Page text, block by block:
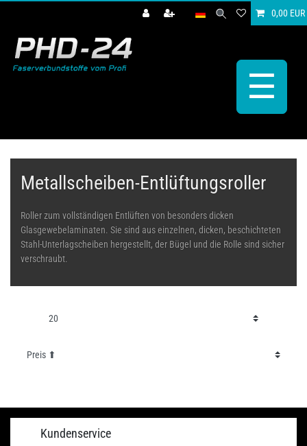
0,00 EUR
☰
Metallscheiben-Entlüftungsroller
Roller zum vollständigen Entlüften von besonders dicken
Glasgewebelaminaten. Sie sind aus einzelnen, dicken, beschichteten
Stahl-Unterlagscheiben hergestellt, der Bügel und die Rolle sind sicher
verschraubt.
Kundenservice